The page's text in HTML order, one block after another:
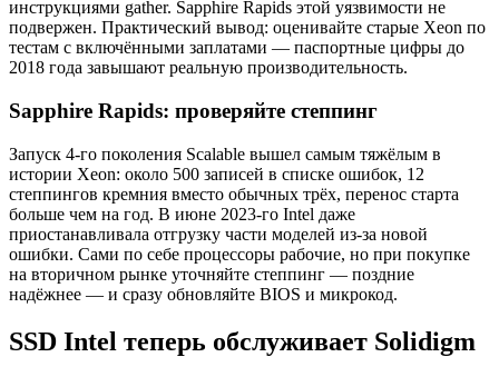
инструкциями gather. Sapphire Rapids этой уязвимости не
подвержен. Практический вывод: оценивайте старые Xeon по
тестам с включёнными заплатами — паспортные цифры до
2018 года завышают реальную производительность.
Sapphire Rapids: проверяйте степпинг
Запуск 4-го поколения Scalable вышел самым тяжёлым в
истории Xeon: около 500 записей в списке ошибок, 12
степпингов кремния вместо обычных трёх, перенос старта
больше чем на год. В июне 2023-го Intel даже
приостанавливала отгрузку части моделей из-за новой
ошибки. Сами по себе процессоры рабочие, но при покупке
на вторичном рынке уточняйте степпинг — поздние
надёжнее — и сразу обновляйте BIOS и микрокод.
SSD Intel теперь обслуживает Solidigm